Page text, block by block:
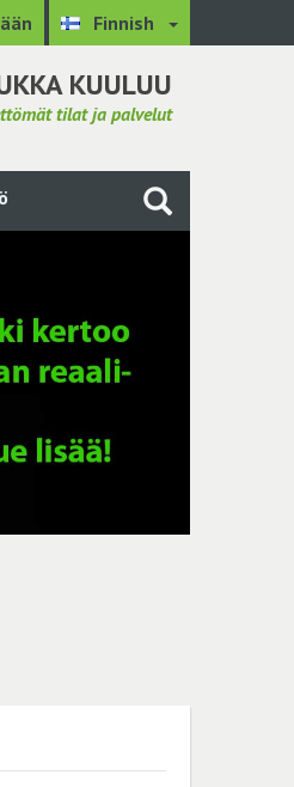
Finnish
KUULUU
tilat ja palvelut